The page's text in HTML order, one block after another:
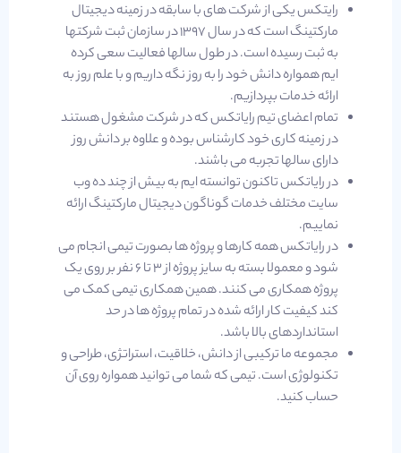
رایتکس یکی از شرکت های با سابقه در زمینه دیجیتال
مارکتینگ است که در سال 1397 در سازمان ثبت شرکتها
به ثبت رسیده است. در طول سالها فعالیت سعی کرده
ایم همواره دانش خود را به روز نگه داریم و با علم روز به
ارائه خدمات بپردازیم.
تمام اعضای تیم رایاتکس که در شرکت مشغول هستند
در زمینه کاری خود کارشناس بوده و علاوه بر دانش روز
دارای سالها تجربه می باشند.
در رایاتکس تاکنون توانسته ایم به بیش از چند ده وب
سایت مختلف خدمات گوناگون دیجیتال مارکتینگ ارائه
نماییم.
در رایاتکس همه کارها و پروژه ها بصورت تیمی انجام می
شود و معمولا بسته به سایز پروژه از 3 تا 6 نفر بر روی یک
پروژه همکاری می کنند. همین همکاری تیمی کمک می
کند کیفیت کار ارائه شده در تمام پروژه ها در حد
استانداردهای بالا باشد.
مجموعه ما ترکیبی از دانش، خلاقیت، استراتژی، طراحی و
تکنولوژی است. تیمی که شما می توانید همواره روی آن
حساب کنید.